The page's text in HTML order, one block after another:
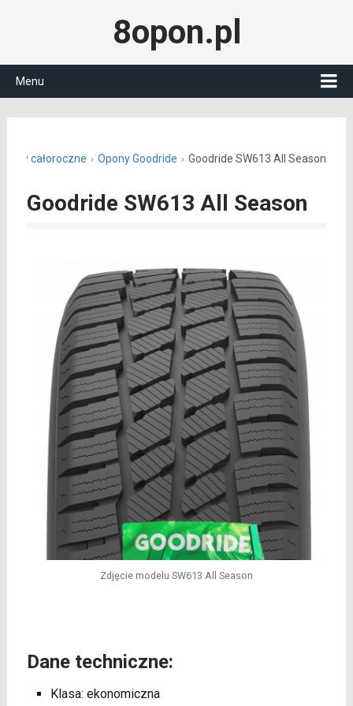
8opon.pl
Menu
całoroczne Opony Goodride Goodride SW613 All Season
Goodride SW613 All Season
Zdjęcie modelu SW613 All Season
Dane techniczne:
Klasa: ekonomiczna